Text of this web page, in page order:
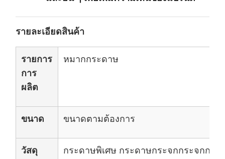
รายละเอียดสินค้า
รายการ
การ
ผลิต
หมากกระดาษ
ขนาด ขนาดตามต้องการ
วัสดุ
กระดาษพิเศษ กระดาษกระจกกระจกกระ